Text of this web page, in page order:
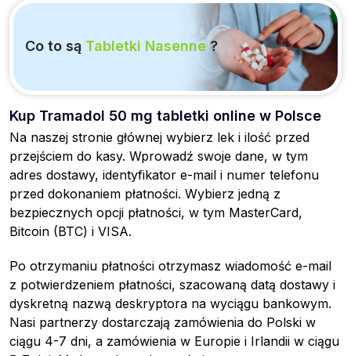
Co to są Tabletki Nasenne?
Kup Tramadol 50 mg tabletki online w Polsce
Na naszej stronie głównej wybierz lek i ilość przed
przejściem do kasy. Wprowadź swoje dane, w tym
adres dostawy, identyfikator e-mail i numer telefonu
przed dokonaniem płatności. Wybierz jedną z
bezpiecznych opcji płatności, w tym MasterCard,
Bitcoin (BTC) i VISA.
Po otrzymaniu płatności otrzymasz wiadomość e-mail
z potwierdzeniem płatności, szacowaną datą dostawy i
dyskretną nazwą deskryptora na wyciągu bankowym.
Nasi partnerzy dostarczają zamówienia do Polski w
ciągu 4-7 dni, a zamówienia w Europie i Irlandii w ciągu